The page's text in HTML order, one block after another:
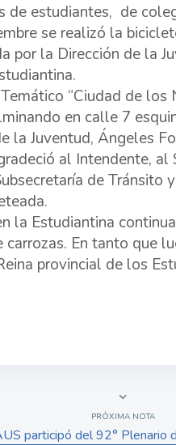
de estudiantes, de
se realizó la
por la Dirección de la
“Ciudad de los
en calle 7
la Juventud, Ángeles
al Intendente,
de Tránsito
la Estudiantina
En tanto que
provincial de los
PRÓXIMA NOTA
participó del 92° Plenario